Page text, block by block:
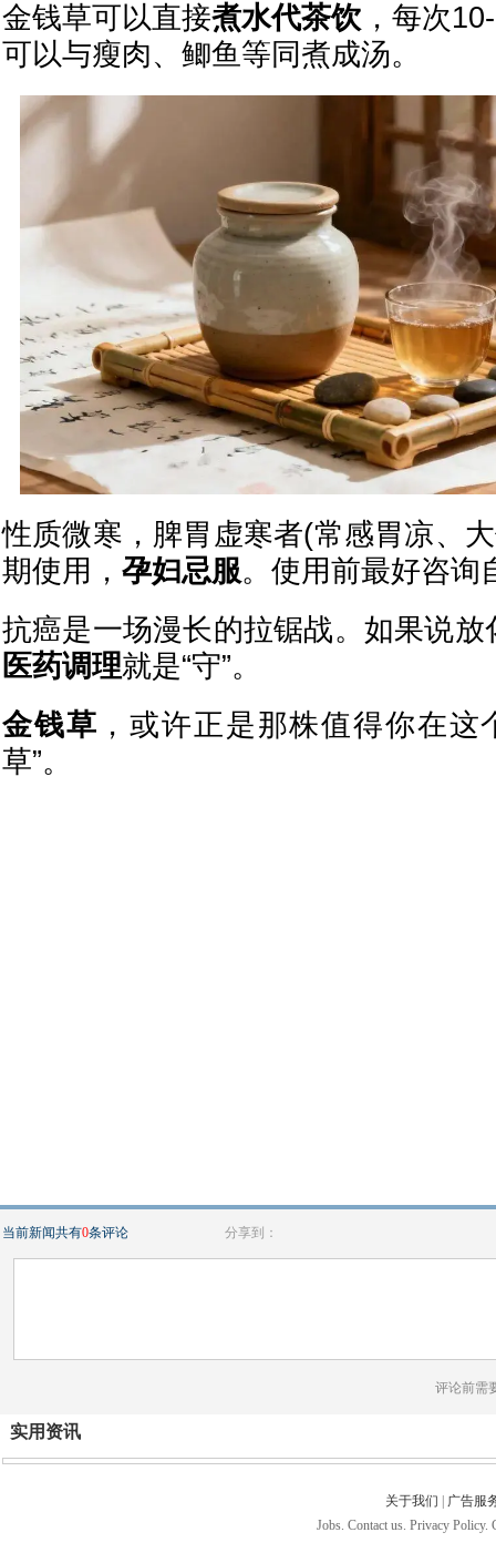
金钱草可以直接煮水代茶饮 ，每次
可以与瘦肉、鲫鱼等同煮成汤。
性质微寒，脾胃虚寒者(常感胃凉、
期使用， 孕妇忌服。使用前最好咨询
抗癌是一场漫长的拉锯战。如果说放
医药调理就是“守”。
金钱草 ，或许正是那株值得你在这
草”。
当前新闻共有0条评论 分享到：
评论前需
实用资讯
关于我们
广告服
Jobs. Contact us. Privacy